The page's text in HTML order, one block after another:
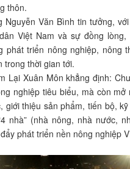
thôn.
Nguyễn Văn Bình tin tưởng,
Việt Nam và sự đồng
phát triển nông nghiệp, nông
trong thời gian tới.
Lại Xuân Môn khẳng định:
nghiệp tiêu biểu, mà còn
giới thiệu sản phẩm, tiến bộ,
nhà” (nhà nông, nhà nước,
phát triển nền nông nghiệp